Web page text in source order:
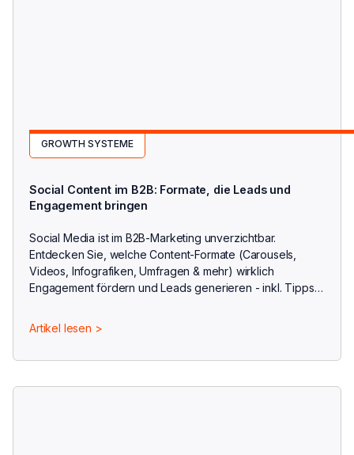
GROWTH SYSTEME
Social Content im B2B: Formate, die Leads und
Engagement bringen
Social Media ist im B2B-Marketing unverzichtbar.
Entdecken Sie, welche Content-Formate (Carousels,
Videos, Infografiken, Umfragen & mehr) wirklich
Engagement fördern und Leads generieren - inkl. Tipps
Artikel lesen >